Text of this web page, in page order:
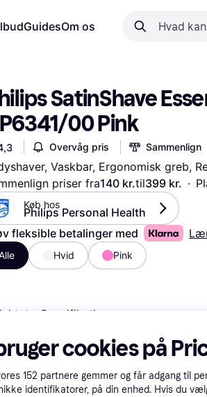
GuidesOm os
SatinShave
00 Pink
Overvåg pris Sammenlign
Vaskbar, Ergonomisk greb,
priser fra140 kr.til399 kr. ·
Køb hos
Philips Personal Health
fleksible betalinger med
Hvid Pink
Specifikationer
cookies på
152 partnere gemmer og får adgang til
identifikatorer, på din enhed. Hvis du